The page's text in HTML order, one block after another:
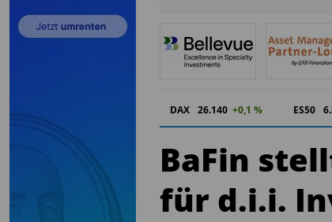
DAX 26.140 +0,1 % ES50
BaFin
für d.i.i.